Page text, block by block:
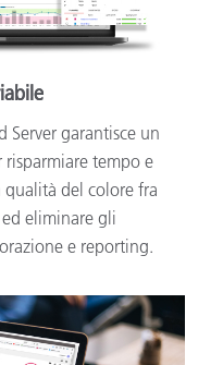
Server garantisce un
tempo e
del colore fra
eliminare gli
e reporting.